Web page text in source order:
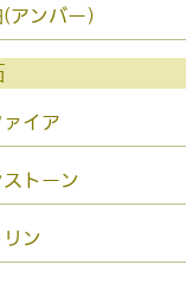
アンバー）
ァイア
ストーン
ン